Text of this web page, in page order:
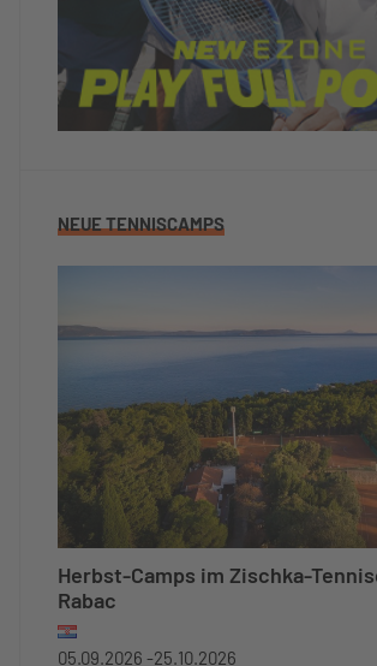
NEUE TENNISCAMPS
Herbst-Camps im Zischka-
Rabac
05.09.2026 -25.10.2026